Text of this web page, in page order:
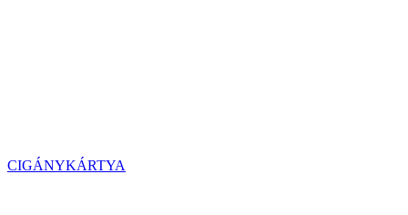
CIGÁNYKÁRTYA